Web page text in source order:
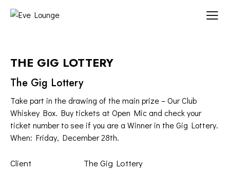
THE GIG LOTTERY
The Gig Lottery
Take part in the drawing of the main prize – Our Club
Whiskey Box. Buy tickets at Open Mic and check your
ticket number to see if you are a Winner in the Gig Lottery.
When: Friday, December 28th.
Client
The Gig Lottery